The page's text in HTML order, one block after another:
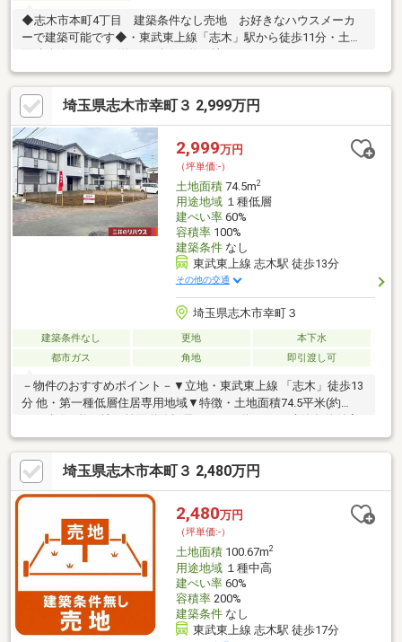
◆志木市本町4丁目 建築条件なし売地 お好きなハウスメーカ
ーで建築可能です◆・東武東上線「志木」駅から徒歩11分・土地
する部分約26.86㎡を含みます。・南西側公道面するため、陽当り
良好です。・前面道路は通りぬけができないため、車の交通量が
少ないのが特徴です。・前面道路との高低差はありません。。・
宅地内は高低差のないフラットな地形です。・建築条件付き売地
ではないため、お好きなハウスメーカー・工務店での建築が可能
です。間取り、設備、外観、全て自分好みのスタイルで一からご
検討いただくことが可能です。
埼玉県志木市幸町３ 2,999万円
2,999万円
（坪単価:-）
土地面積74.5m2
用途地域１種低層
建ぺい率60%
容積率100%
建築条件なし
東武東上線 志木駅 徒歩13分
その他の交通
埼玉県志木市幸町３
建築条件なし 更地
本下水
都市ガス
角地 即引渡し可
－物件のおすすめポイント－▼立地・東武東上線 「志木」徒歩13
分 他・第一種低層住居専用地域▼特徴・土地面積74.5平米(約
地販売ではありません・即引渡し可(残金精算後)▼周辺環境・マ
ルエツ志木幸町店 徒歩8分(約580m)・志木市立志木第二小学校 徒
歩7分(約490m)・やまぼうし公園 徒歩2分(約160m)※景観法、宅地
造成及び特定盛土等規制法、都市再生特別措置法、文化財保護法
■ ご希望の住まい探しをお手伝いします ━━━━━・・・物件の
詳細・ご相談はお気軽にお問い合わせください。
埼玉県志木市本町３ 2,480万円
2,480万円
（坪単価:-）
土地面積100.67m2
用途地域１種中高
建ぺい率60%
容積率200%
建築条件なし
東武東上線 志木駅 徒歩17分